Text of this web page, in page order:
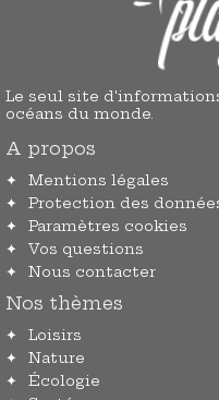
Le seul site
océans du monde.
A propos
Mentions légales
Protection des
Paramètres cookies
Vos questions
Nous contacter
Nos thèmes
Loisirs
Nature
Écologie